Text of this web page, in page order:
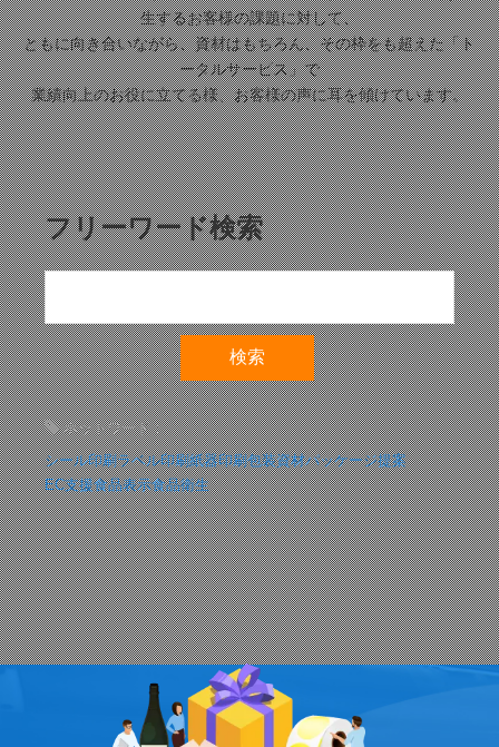
生するお客様の課題に対して、
ともに向き合いながら、資材はもちろん、その枠をも超えた「ト
ータルサービス」で
業績向上のお役に立てる様、お客様の声に耳を傾けています。
フリーワード検索
ホットワード：
シール印刷ラベル印刷紙器印刷包装資材パッケージ提案
EC支援食品表示食品衛生